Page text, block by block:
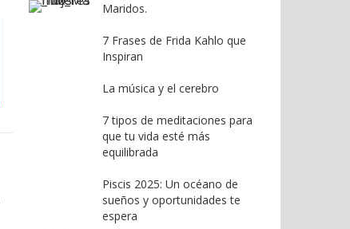
Maridos.
7 Frases de Frida Kahlo que
Inspiran
La música y el cerebro
7 tipos de meditaciones para
que tu vida esté más
equilibrada
Piscis 2025: Un océano de
sueños y oportunidades te
espera